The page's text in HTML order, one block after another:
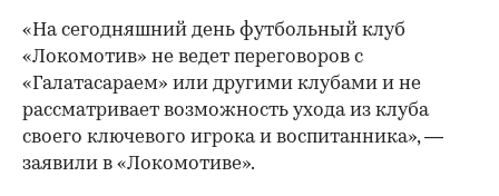
«На сегодняшний день футбольный клуб
«Локомотив» не ведет переговоров с
«Галатасараем» или другими клубами и не
рассматривает возможность ухода из клуба
своего ключевого игрока и воспитанника», —
заявили в «Локомотиве».